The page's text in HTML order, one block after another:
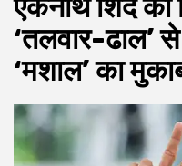
एकनाथ शिंदे को
‘तलवार-ढाल’ से
‘मशाल’ का